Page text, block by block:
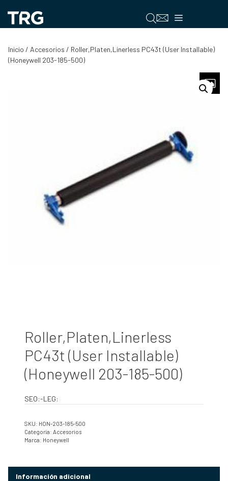
contenido
Menú
Inicio / Accesorios / Roller,Platen,Linerless PC43t (User Installable)
(Honeywell 203-185-500)
Roller,Platen,Linerless
PC43t (User Installable)
(Honeywell 203-185-500)
SEO:-LEG:
SKU: HON-203-185-500
Categoría: Accesorios
Marca: Honeywell
Información adicional